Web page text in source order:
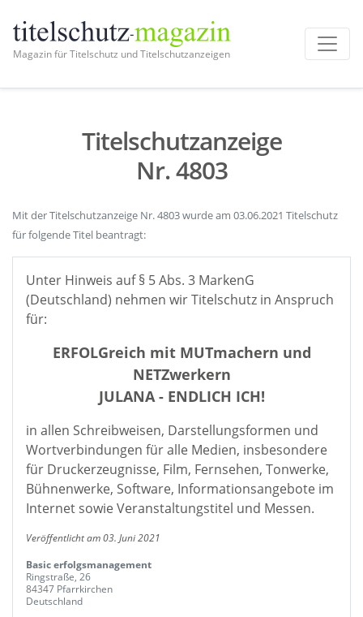
Magazin für Titelschutz und Titelschutzanzeigen
Titelschutzanzeige
Nr. 4803
Mit der Titelschutzanzeige Nr. 4803 wurde am 03.06.2021 Titelschutz
für folgende Titel beantragt:
Unter Hinweis auf § 5 Abs. 3 MarkenG
(Deutschland) nehmen wir Titelschutz in Anspruch
für:
ERFOLGreich mit MUTmachern und
NETZwerkern
JULANA - ENDLICH ICH!
in allen Schreibweisen, Darstellungsformen und
Wortverbindungen für alle Medien, insbesondere
für Druckerzeugnisse, Film, Fernsehen, Tonwerke,
Bühnenwerke, Software, Informationsangebote im
Internet sowie Veranstaltungstitel und Messen.
Veröffentlicht am 03. Juni 2021
Basic erfolgsmanagement
Ringstraße, 26
84347 Pfarrkirchen
Deutschland